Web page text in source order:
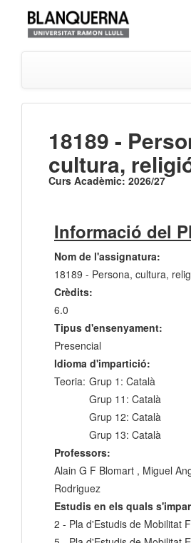
18189 -
cultura,
Curs Acadèmic: 2026/27
Informació del
Nom de l'assignatura:
18189 - Persona, cultura,
Crèdits:
6.0
Tipus d'ensenyament:
Presencial
Idioma d'impartició:
Teoria: Grup 1: Català
Grup 11: Català
Grup 12: Català
Grup 13: Català
Professors:
Alain G F Blomart , Miguel
Rodriguez
Estudis en els quals
2 - Pla d'Estudis de Mobilitat